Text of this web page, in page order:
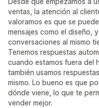
ventas, la atención al
valoramos es que se
mensajes como el diseño,
conversaciones al mismo
Tenemos respuestas
cuando estamos fuera del
también usamos
mismo. Lo bueno es que
dónde viene, lo que te
vender mejor.